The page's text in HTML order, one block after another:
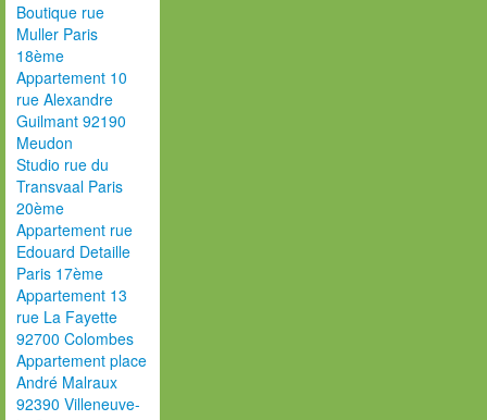
Boutique rue
Muller Paris
18ème
Appartement 10
rue Alexandre
Guilmant 92190
Meudon
Studio rue du
Transvaal Paris
20ème
Appartement rue
Edouard Detaille
Paris 17ème
Appartement 13
rue La Fayette
92700 Colombes
Appartement place
André Malraux
92390 Villeneuve-